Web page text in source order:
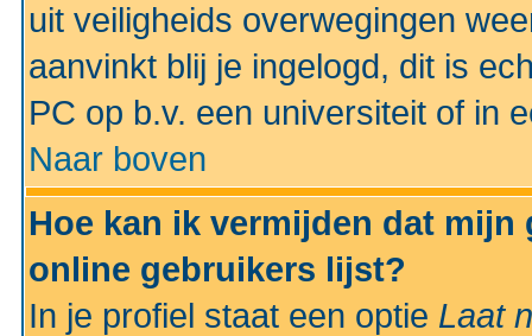
uit veiligheids overwegingen
aanvinkt blij je ingelogd, dit is
PC op b.v. een universiteit of in
Naar boven
Hoe kan ik vermijden dat
online gebruikers lijst?
In je profiel staat een optie Laat